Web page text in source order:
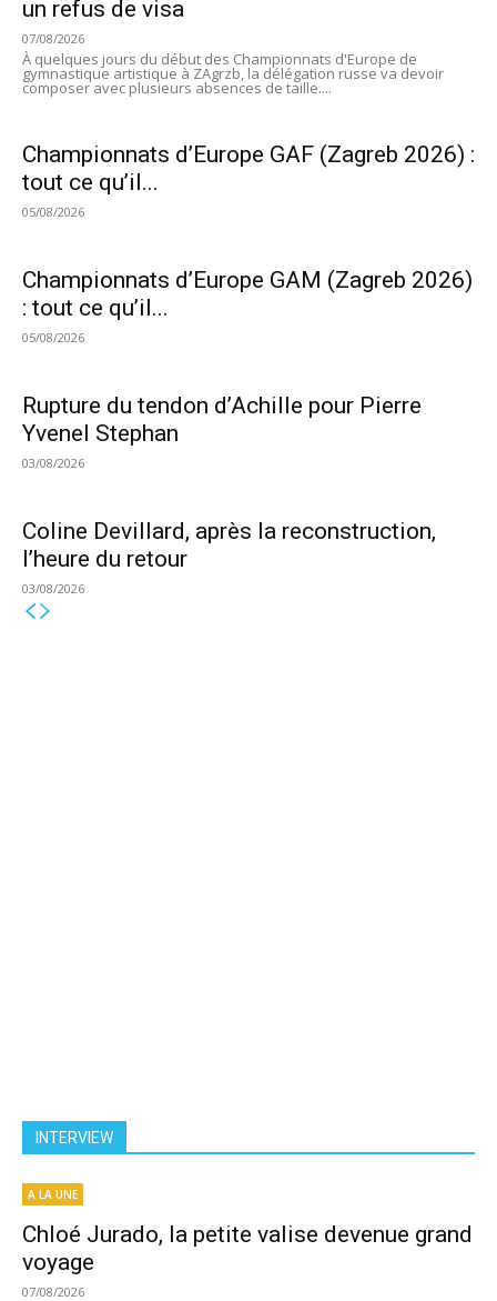
un refus de visa
07/08/2026
À quelques jours du début des Championnats d'Europe de
gymnastique artistique à ZAgrzb, la délégation russe va devoir
composer avec plusieurs absences de taille....
Championnats d’Europe GAF (Zagreb 2026) :
tout ce qu’il...
05/08/2026
Championnats d’Europe GAM (Zagreb 2026)
: tout ce qu’il...
05/08/2026
Rupture du tendon d’Achille pour Pierre
Yvenel Stephan
03/08/2026
Coline Devillard, après la reconstruction,
l’heure du retour
03/08/2026
INTERVIEW
A LA UNE
Chloé Jurado, la petite valise devenue grand
voyage
07/08/2026